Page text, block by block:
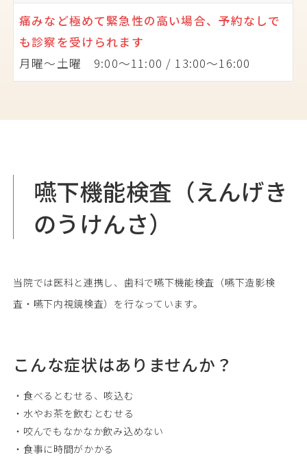
痛みなど極めて緊急性の高い場合、予約なしで
も診察を受けられます
月曜〜土曜 9:00〜11:00 / 13:00〜16:00
嚥下機能検査（えんげき
のうけんさ）
当院では医科と連携し、歯科で嚥下機能検査（嚥下造影検
査・嚥下内視鏡検査）を行なっています。
こんな症状はありませんか？
・食べるとむせる、咳込む
・水やお茶を飲むとむせる
・咬んでもなかなか飲み込めない
・食事に時間がかかる